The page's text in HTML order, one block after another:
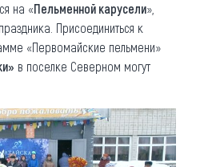
на «Пельменной карусели»,
Присоединиться к
«Первомайские пельмени»
в поселке Северном могут